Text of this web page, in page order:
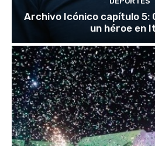
Archivo Icónico capítulo 5:
un héroe en